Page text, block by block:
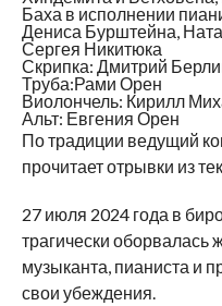
Баха в исполнении
Дениса Бурштейна,
Сергея Никитюка
Скрипка: Дмитрий
Труба:Рами Орен
Виолончель: Кирилл
Альт: Евгения Орен
По традиции ведущий
прочитает отрывки из
27 июля 2024 года в
трагически
музыканта, пианиста и
свои убеждения.